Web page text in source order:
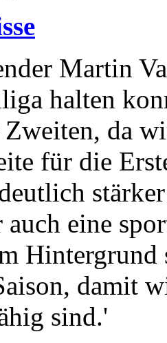
Martin
halten
da
für die
auch eine
Hintergrund
damit
sind.'